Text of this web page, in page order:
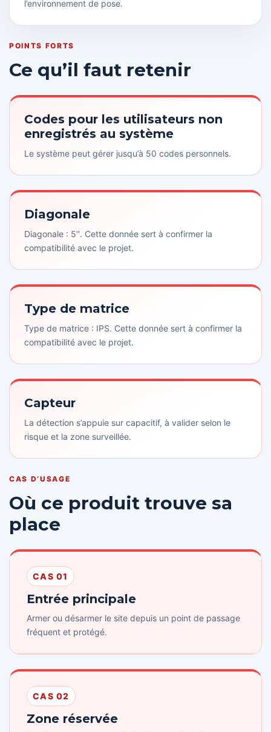
l’environnement de pose.
POINTS FORTS
Ce qu’il faut retenir
Codes pour les utilisateurs non
enregistrés au système
Le système peut gérer jusqu’à 50 codes personnels.
Diagonale
Diagonale : 5′′. Cette donnée sert à confirmer la
compatibilité avec le projet.
Type de matrice
Type de matrice : IPS. Cette donnée sert à confirmer la
compatibilité avec le projet.
Capteur
La détection s’appuie sur capacitif, à valider selon le
risque et la zone surveillée.
CAS D’USAGE
Où ce produit trouve sa
place
CAS 01
Entrée principale
Armer ou désarmer le site depuis un point de passage
fréquent et protégé.
CAS 02
Zone réservée